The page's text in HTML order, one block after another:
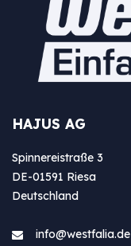
HAJUS AG
Spinnereistraße 3
DE-01591 Riesa
Deutschland
info@westfa​lia.de